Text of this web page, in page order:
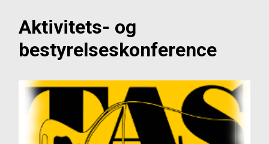
Aktivitets- og
bestyrelseskonference